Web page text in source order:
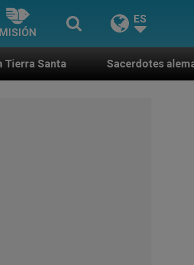
MISIÓN
ES
alemanes fieles al Papa